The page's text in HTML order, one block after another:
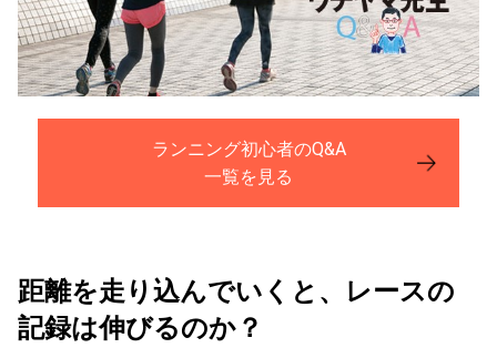
ランニング初心者のQ&A
一覧を見る
距離を走り込んでいくと、レースの
記録は伸びるのか？